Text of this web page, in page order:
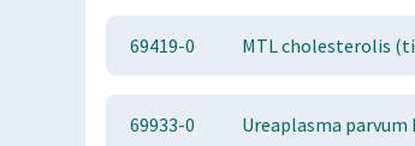
69419-0 MTL cholesterolis
69933-0 Ureaplasma